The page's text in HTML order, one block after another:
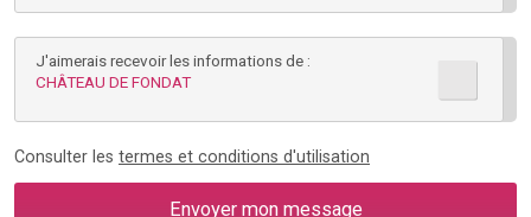
J'aimerais recevoir les informations de :
CHÂTEAU DE FONDAT
Consulter les termes et conditions d'utilisation